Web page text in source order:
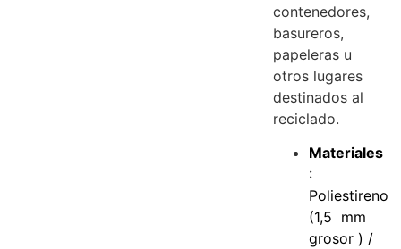
contenedores,
basureros,
papeleras u
otros lugares
destinados al
reciclado.
Materiales
:
Poliestireno
(1,5 mm
grosor ) /